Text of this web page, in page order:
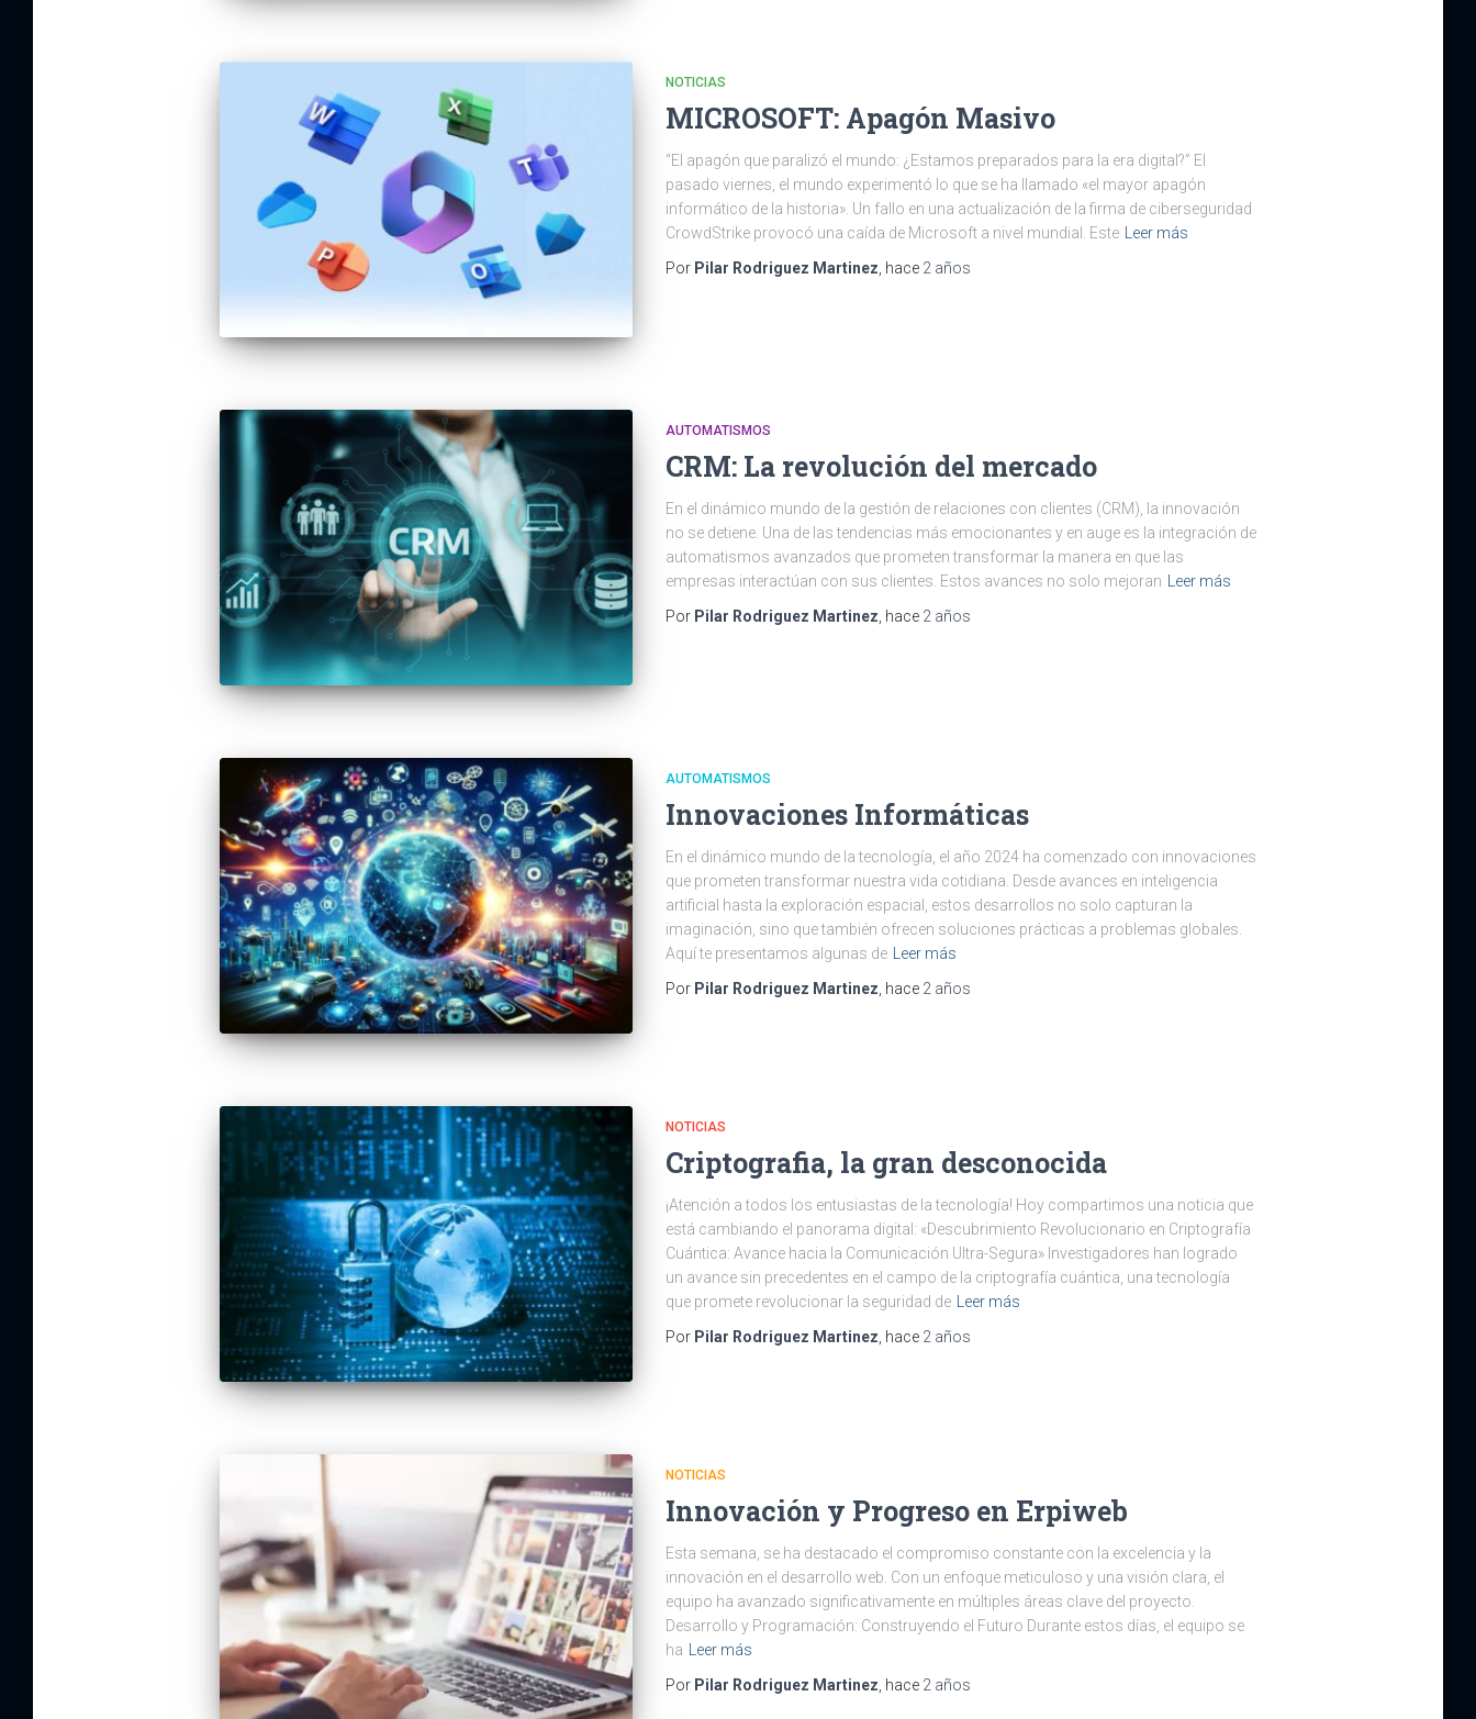
NOTICIAS
MICROSOFT: Apagón Masivo
“El apagón que paralizó el mundo: ¿Estamos preparados para la era digital?” El
pasado viernes, el mundo experimentó lo que se ha llamado «el mayor apagón
informático de la historia». Un fallo en una actualización de la firma de ciberseguridad
CrowdStrike provocó una caída de Microsoft a nivel mundial. Este Leer más
Por Pilar Rodriguez Martinez, hace 2 años
AUTOMATISMOS
CRM: La revolución del mercado
En el dinámico mundo de la gestión de relaciones con clientes (CRM), la innovación
no se detiene. Una de las tendencias más emocionantes y en auge es la integración de
automatismos avanzados que prometen transformar la manera en que las
empresas interactúan con sus clientes. Estos avances no solo mejoran
Leer más
Por Pilar Rodriguez Martinez , hace 2 años
AUTOMATISMOS
Innovaciones Informáticas
En el dinámico mundo de la tecnología, el año 2024 ha comenzado con innovaciones
que prometen transformar nuestra vida cotidiana. Desde avances en inteligencia
artificial hasta la exploración espacial, estos desarrollos no solo capturan la
imaginación, sino que también ofrecen soluciones prácticas a problemas globales.
Aquí te presentamos algunas de
Leer más
Por Pilar Rodriguez Martinez , hace 2 años
NOTICIAS
Criptografia, la gran desconocida
¡Atención a todos los entusiastas de la tecnología! Hoy compartimos una noticia que
está cambiando el panorama digital: «Descubrimiento Revolucionario en Criptografía
Cuántica: Avance hacia la Comunicación Ultra-Segura» Investigadores han logrado
un avance sin precedentes en el campo de la criptografía cuántica, una tecnología
que promete revolucionar la seguridad de
Leer más
Por Pilar Rodriguez Martinez , hace 2 años
NOTICIAS
Innovación y Progreso en Erpiweb
Esta semana, se ha destacado el compromiso constante con la excelencia y la
innovación en el desarrollo web. Con un enfoque meticuloso y una visión clara, el
equipo ha avanzado significativamente en múltiples áreas clave del proyecto.
Desarrollo y Programación: Construyendo el Futuro Durante estos días, el equipo se
ha
Leer más
Por Pilar Rodriguez Martinez , hace 2 años